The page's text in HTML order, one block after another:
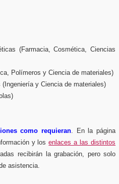
(Farmacia, Cosmética, Ciencias
Polímeros y Ciencia de materiales)
y Ciencia de materiales)
como requieran. En la página
y losenlaces a las distintos
recibirán la grabación, pero solo
asistencia.